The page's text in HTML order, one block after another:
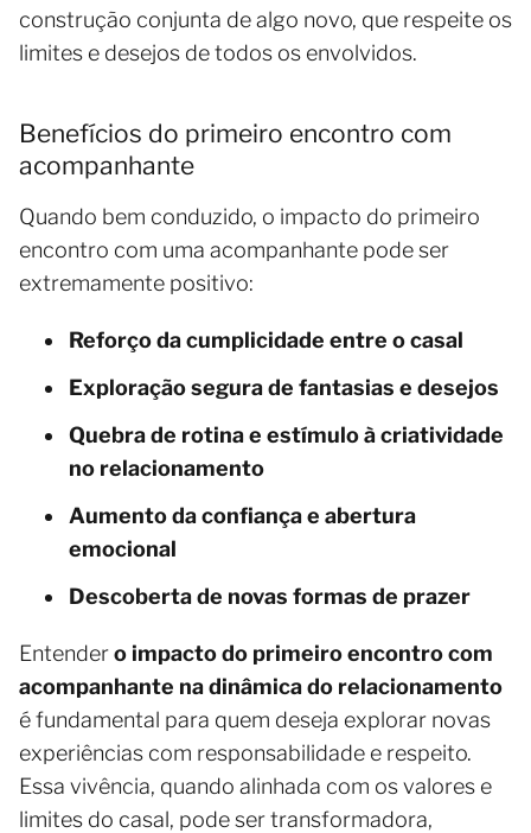
construção conjunta de algo novo, que respeite os
limites e desejos de todos os envolvidos.
Benefícios do primeiro encontro com
acompanhante
Quando bem conduzido, o impacto do primeiro
encontro com uma acompanhante pode ser
extremamente positivo:
Reforço da cumplicidade entre o casal
Exploração segura de fantasias e desejos
Quebra de rotina e estímulo à criatividade
no relacionamento
Aumento da confiança e abertura
emocional
Descoberta de novas formas de prazer
Entendero impacto do primeiro encontro com
acompanhante na dinâmica do relacionamento
é fundamental para quem deseja explorar novas
experiências com responsabilidade e respeito.
Essa vivência, quando alinhada com os valores e
limites do casal, pode ser transformadora,